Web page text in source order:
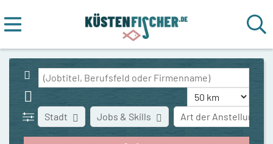
Stadt Art der Anstellung
Jobs & Skills